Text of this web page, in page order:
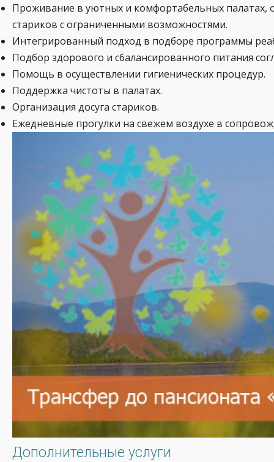
Проживание в уютных и комфортабельных
стариков с ограниченными возможностями.
Интегрированный подход в подборе программы
Подбор здорового и сбалансированного питания
Помощь в осуществлении гигиенических процедур.
Поддержка чистоты в палатах.
Организация досуга стариков.
Ежедневные прогулки на свежем воздухе в
Дополнительные услуги